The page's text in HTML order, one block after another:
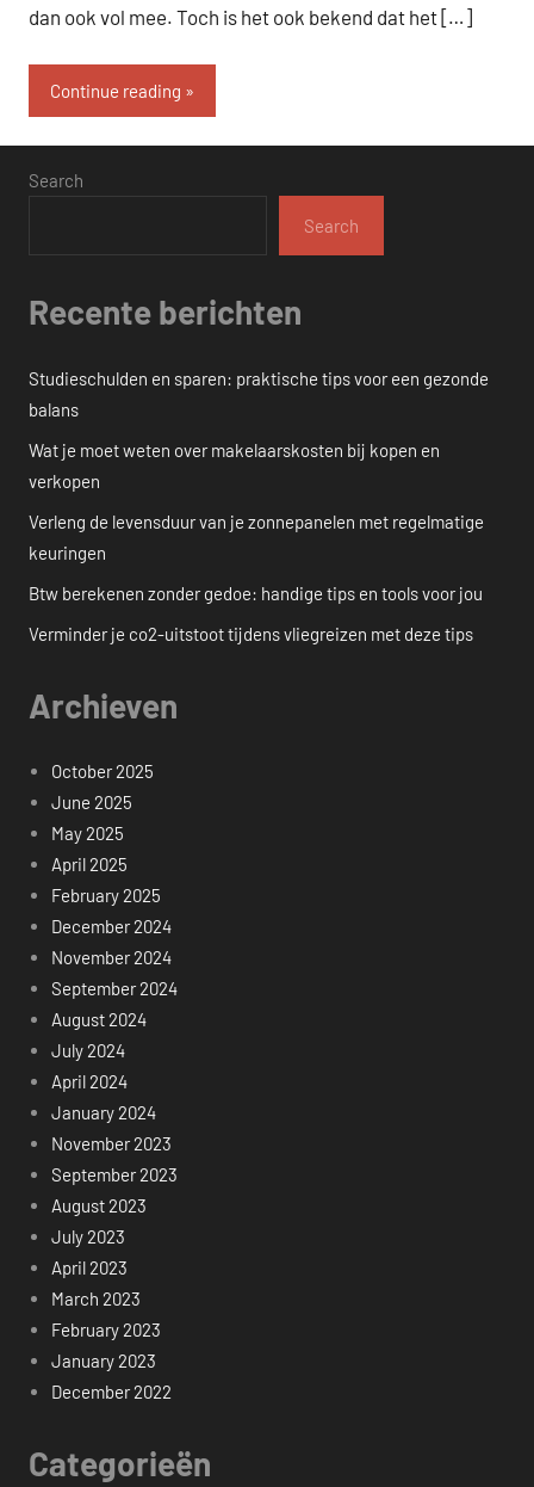
dan ook vol mee. Toch is het ook bekend dat het […]
Continue reading
Search
Search
Recente berichten
Studieschulden en sparen: praktische tips voor een gezonde
balans
Wat je moet weten over makelaarskosten bij kopen en
verkopen
Verleng de levensduur van je zonnepanelen met regelmatige
keuringen
Btw berekenen zonder gedoe: handige tips en tools voor jou
Verminder je co2-uitstoot tijdens vliegreizen met deze tips
Archieven
October 2025
June 2025
May 2025
April 2025
February 2025
December 2024
November 2024
September 2024
August 2024
July 2024
April 2024
January 2024
November 2023
September 2023
August 2023
July 2023
April 2023
March 2023
February 2023
January 2023
December 2022
Categorieën